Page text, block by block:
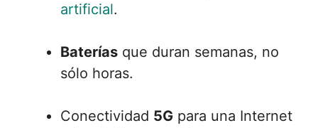
artificial.
Baterías que duran semanas, no
sólo horas.
Conectividad 5G para una Internet